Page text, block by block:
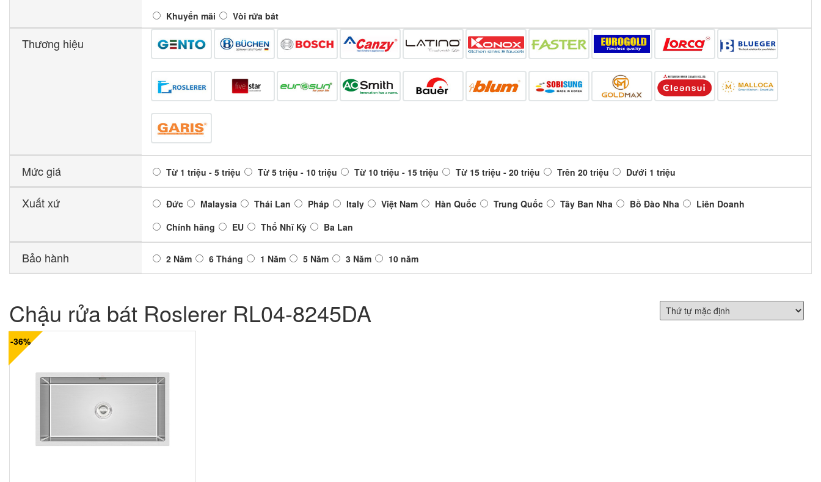
Khuyến mãi
Vòi rửa bát
Thương hiệu
Mức giá Từ 1 triệu - 5 triệu Từ 5 triệu - 10 triệu Từ 10 triệu - 15 triệu Từ 15 triệu - 20 triệu Trên 20 triệu Dưới 1 triệu
Xuất xứ Đức Malaysia Thái Lan Pháp Italy Việt Nam Hàn Quốc Trung Quốc Tây Ban Nha Bồ Đào Nha
Liên Doanh
Chính hãng
EU Thổ Nhĩ Kỳ Ba Lan
Bảo hành 2 Năm 6 Tháng 1 Năm 5 Năm 3 Năm 10 năm
Chậu rửa bát Roslerer RL04-8245DA
-36%